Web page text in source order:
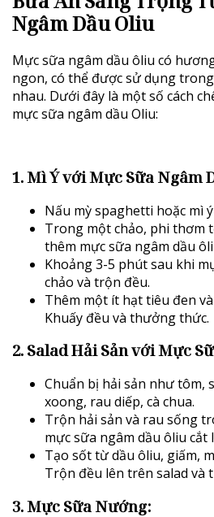
Ngâm Dầu Oliu
Mực sữa ngâm dầu ôliu có
ngon, có thể được sử dụng
nhau. Dưới đây là một số cách
mực sữa ngâm dầu Oliu:
1. Mì Ý với Mực Sữa Ngâm
Nấu mỳ spaghetti hoặc mì
Trong một chảo, phi thơm
thêm mực sữa ngâm dầu
Khoảng 3-5 phút sau khi
chảo và trộn đều.
Thêm một ít hạt tiêu đen
Khuấy đều và thưởng thức.
2. Salad Hải Sản với Mực
Chuẩn bị hải sản như tôm,
xoong, rau diếp, cà chua.
Trộn hải sản và rau sống
mực sữa ngâm dầu ôliu cắt
Tạo sốt từ dầu ôliu, giấm,
Trộn đều lên trên salad và
3. Mực Sữa Nướng: